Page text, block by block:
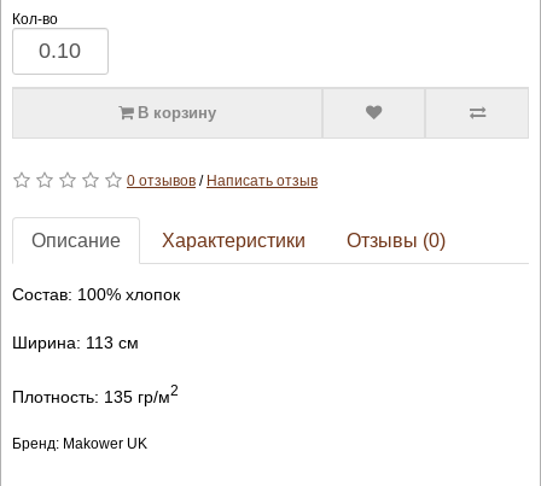
Кол-во
В корзину
0 отзывов/ Написать отзыв
Описание Характеристики Отзывы (0)
Состав: 100% хлопок
Ширина: 113 см
Плотность: 135 гр/м2
Бренд: Makower UK